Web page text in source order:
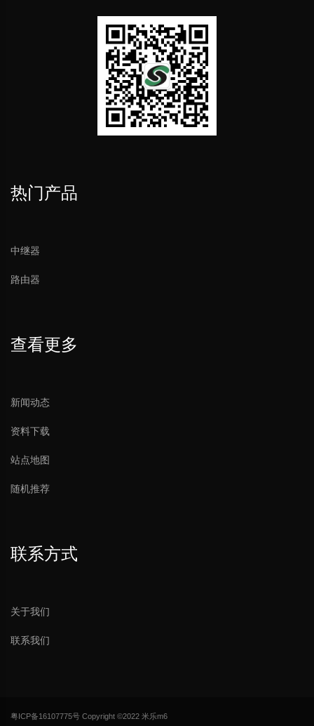
热门产品
中继器
路由器
查看更多
新闻动态
资料下载
站点地图
随机推荐
联系方式
关于我们
联系我们
粤ICP备16107775号 Copyright ©2022 米乐m6